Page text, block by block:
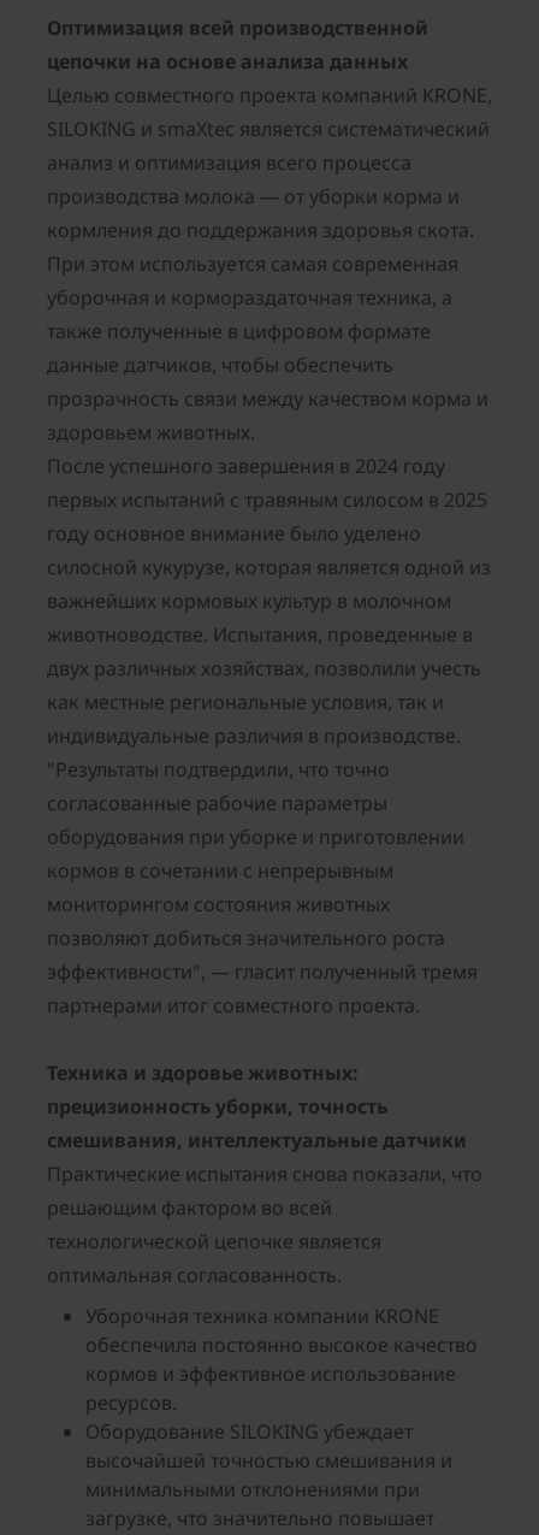
Оптимизация всей производственной
цепочки на основе анализа данных
Целью совместного проекта компаний KRONE,
SILOKING и smaXtec является систематический
анализ и оптимизация всего процесса
производства молока — от уборки корма и
кормления до поддержания здоровья скота.
При этом используется самая современная
уборочная и кормораздаточная техника, а
также полученные в цифровом формате
данные датчиков, чтобы обеспечить
прозрачность связи между качеством корма и
здоровьем животных.
После успешного завершения в 2024 году
первых испытаний с травяным силосом в 2025
году основное внимание было уделено
силосной кукурузе, которая является одной из
важнейших кормовых культур в молочном
животноводстве. Испытания, проведенные в
двух различных хозяйствах, позволили учесть
как местные региональные условия, так и
индивидуальные различия в производстве.
"Результаты подтвердили, что точно
согласованные рабочие параметры
оборудования при уборке и приготовлении
кормов в сочетании с непрерывным
мониторингом состояния животных
позволяют добиться значительного роста
эффективности", — гласит полученный тремя
партнерами итог совместного проекта.
Техника и здоровье животных:
прецизионность уборки, точность
смешивания, интеллектуальные датчики
Практические испытания снова показали, что
решающим фактором во всей
технологической цепочке является
оптимальная согласованность.
Уборочная техника компании KRONE
обеспечила постоянно высокое качество
кормов и эффективное использование
ресурсов.
Оборудование SILOKING убеждает
высочайшей точностью смешивания и
минимальными отклонениями при
загрузке, что значительно повышает